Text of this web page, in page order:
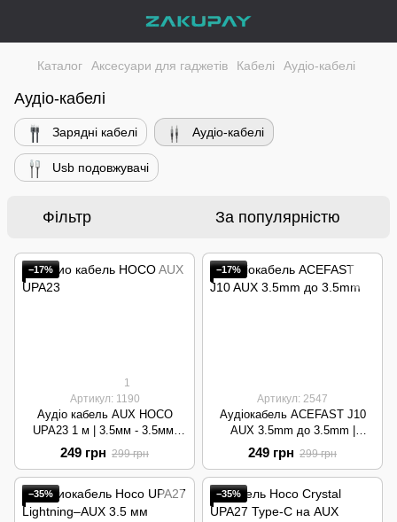
Каталог Аксесуари для гаджетів Кабелі Аудіо-кабелі
Аудіо-кабелі
Зарядні кабелі Аудіо-кабелі
Usb подовжувачі
Фільтр За популярністю
−17%
1
Артикул: 1190
Аудіо кабель AUX HOCO
UPA23 1 м | 3.5мм - 3.5мм,
тканинне обплетення | Black
249 грн 299 грн
−17%
Артикул: 2547
Аудіокабель ACEFAST J10
AUX 3.5mm до 3.5mm |
Нейлонове обплетення, Hi-Fi
звук | Black
249 грн 299 грн
−35% −35%